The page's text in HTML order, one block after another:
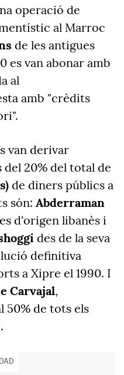
operació de
al Marroc
de les antigues
es van abonar amb
al
amb "crèdits
van derivar
20% del total de
de diners públics a
són: Abderraman
d'origen libanès i
des de la seva
definitiva
a Xipre el 1990. I
Carvajal,
50% de tots els